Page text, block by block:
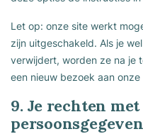
Let op: onze site werkt
zijn uitgeschakeld. Als je
verwijdert, worden ze na je
een nieuw bezoek aan onze
9. Je rechten